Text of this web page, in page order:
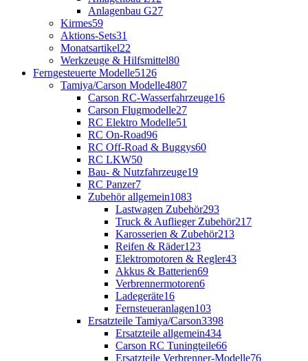
Anlagenbau G27
Kirmes59
Aktions-Sets31
Monatsartikel22
Werkzeuge & Hilfsmittel80
Ferngesteuerte Modelle5126
Tamiya/Carson Modelle4807
Carson RC-Wasserfahrzeuge16
Carson Flugmodelle27
RC Elektro Modelle51
RC On-Road96
RC Off-Road & Buggys60
RC LKW50
Bau- & Nutzfahrzeuge19
RC Panzer7
Zubehör allgemein1083
Lastwagen Zubehör293
Truck & Auflieger Zubehör217
Karosserien & Zubehör213
Reifen & Räder123
Elektromotoren & Regler43
Akkus & Batterien69
Verbrennermotoren6
Ladegeräte16
Fernsteueranlagen103
Ersatzteile Tamiya/Carson3398
Ersatzteile allgemein434
Carson RC Tuningteile66
Ersatzteile Verbrenner-Modelle76